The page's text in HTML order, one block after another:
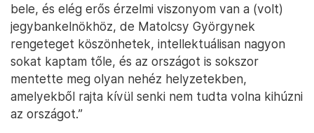
bele, és elég erős érzelmi viszonyom van a (volt)
jegybankelnökhöz, de Matolcsy Györgynek
rengeteget köszönhetek, intellektuálisan nagyon
sokat kaptam tőle, és az országot is sokszor
mentette meg olyan nehéz helyzetekben,
amelyekből rajta kívül senki nem tudta volna kihúzni
az országot.”